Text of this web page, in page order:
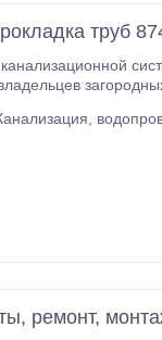
труб
— проблема, с которой
ремонт,